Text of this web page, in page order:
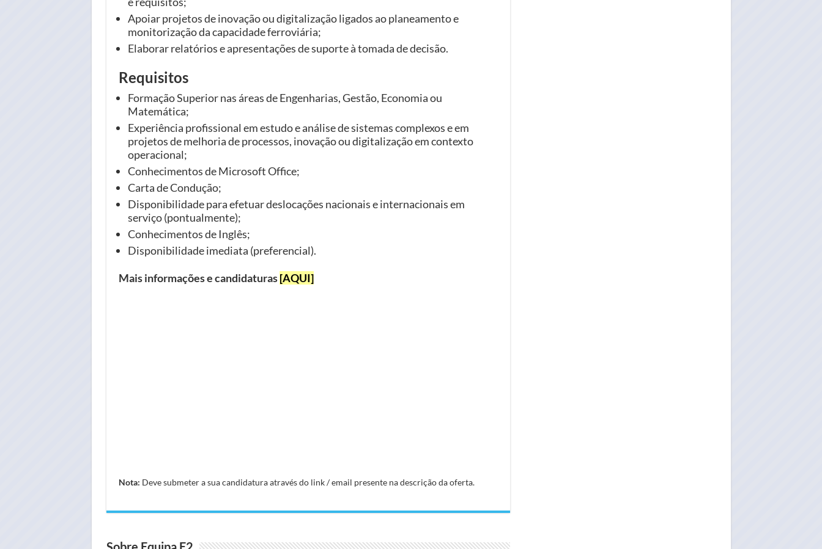
Apoiar projetos de inovação ou digitalização ligados ao planeamento e
monitorização da capacidade ferroviária;
Elaborar relatórios e apresentações de suporte à tomada de decisão.
Requisitos
Formação Superior nas áreas de Engenharias, Gestão, Economia ou
Matemática;
Experiência profissional em estudo e análise de sistemas complexos e em
projetos de melhoria de processos, inovação ou digitalização em contexto
operacional;
Conhecimentos de Microsoft Office;
Carta de Condução;
Disponibilidade para efetuar deslocações nacionais e internacionais em
serviço (pontualmente);
Conhecimentos de Inglês;
Disponibilidade imediata (preferencial).
Mais informações e candidaturas[AQUI]
Nota: Deve submeter a sua candidatura através do link / email presente na descrição da oferta.